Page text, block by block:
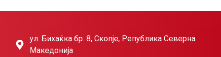
ул. Бихаќка бр. 8, Скопје, Република Северна
Македонија